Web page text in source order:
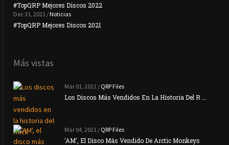
#TopQRP Mejores Discos 2022
Dec 31, 2021 / Noticias
#TopQRP Mejores Discos 2021
Más vistas
Mar 01, 2021 / QRP Files
Los Discos Más Vendidos En La Historia Del R …
Mar 04, 2021 / QRP Files
'AM', El Disco Más Vendido De Arctic Monkeys